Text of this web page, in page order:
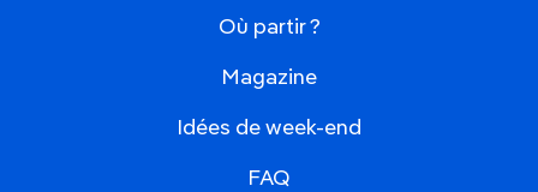
Où partir ?
Magazine
Idées de week-end
FAQ